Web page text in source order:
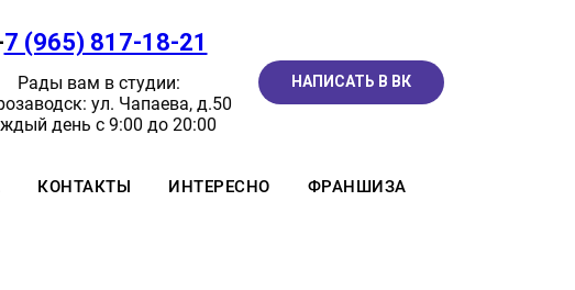
7 (965) 817-18-21
Рады вам в студии:
ул. Чапаева, д.50
день с 9:00 до 20:00
НАПИСАТЬ В ВК
КОНТАКТЫ ИНТЕРЕСНО ФРАНШИЗА